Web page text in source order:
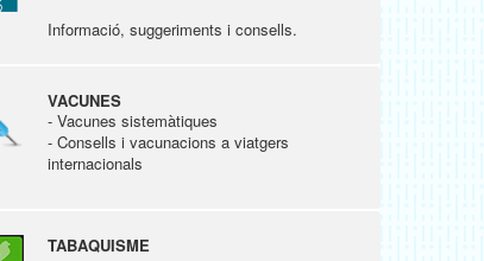
Informació, suggeriments i consells.
VACUNES
- Vacunes sistemàtiques
- Consells i vacunacions a viatgers
internacionals
TABAQUISME